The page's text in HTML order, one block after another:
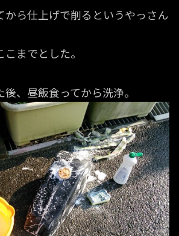
から仕上げで削るというやっさん
までとした。
、昼飯食ってから洗浄。